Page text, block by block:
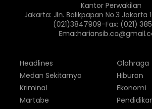
Kantor Perwakilan
Jakarta: Jln. Balikpapan No.3 Jakarta
(021)3847909-Fax: (021)
Headlines
Medan Sekitarnya
Kriminal
Martabe
Olahraga
Hiburan
Ekonomi